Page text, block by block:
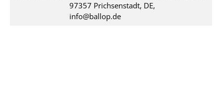
97357 Prichsenstadt, DE,
info@ballop.de